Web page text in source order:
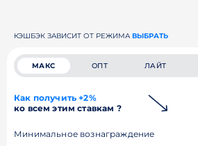
КЭШБЭК ЗАВИСИТ ОТ РЕЖИМА ВЫБРАТЬ
МАКС ОПТ ЛАЙТ
Как получить +2%
ко всем этим ставкам ?
Минимальное вознаграждение